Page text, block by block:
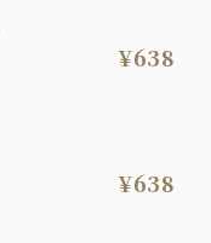
¥638
¥638